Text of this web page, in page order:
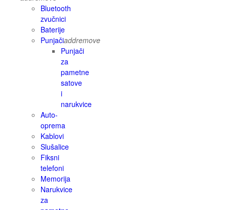
Bluetooth
zvučnici
Baterije
Punjačiaddremove
Punjači
za
pametne
satove
i
narukvice
Auto-
oprema
Kablovi
Slušalice
Fiksni
telefoni
Memorija
Narukvice
za